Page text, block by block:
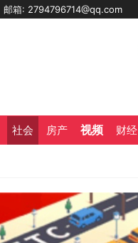
邮箱: 2794796714@qq.com
社会 房产 视频 财经